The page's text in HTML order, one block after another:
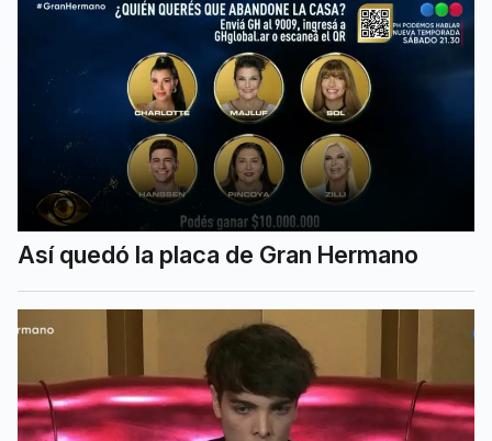
Así quedó la placa de Gran Hermano